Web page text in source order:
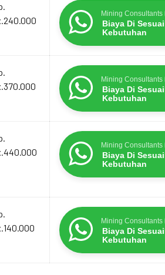
Mining Consultants
Biaya Di
Kebutuhan
Mining Consultants
Biaya Di
Kebutuhan
Mining Consultants
Biaya Di
Kebutuhan
Mining Consultants
Biaya Di
Kebutuhan